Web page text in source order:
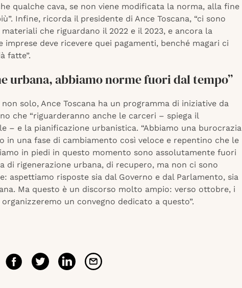
qualche cava, se non viene modificata la norma, alla fine
Infine, ricorda il presidente di Ance Toscana, “ci sono
che riguardano il 2022 e il 2023, e ancora la
imprese deve ricevere quei pagamenti, benché magari ci
fatte”.
urbana, abbiamo norme fuori dal tempo”
solo, Ance Toscana ha un programma di iniziative da
che “riguarderanno anche le carceri – spiega il
– e la pianificazione urbanistica. “Abbiamo una burocrazia
in una fase di cambiamento così veloce e repentino che le
in piedi in questo momento sono assolutamente fuori
di rigenerazione urbana, di recupero, ma non ci sono
aspettiamo risposte sia dal Governo e dal Parlamento, sia
Ma questo è un discorso molto ampio: verso ottobre, i
un convegno dedicato a questo”.